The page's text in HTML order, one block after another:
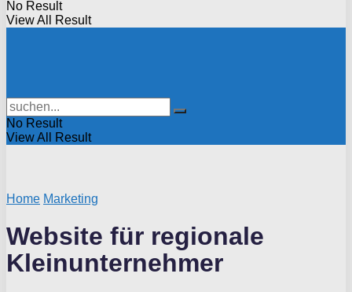
No Result
View All Result
No Result
View All Result
Home Marketing
Website für regionale
Kleinunternehmer